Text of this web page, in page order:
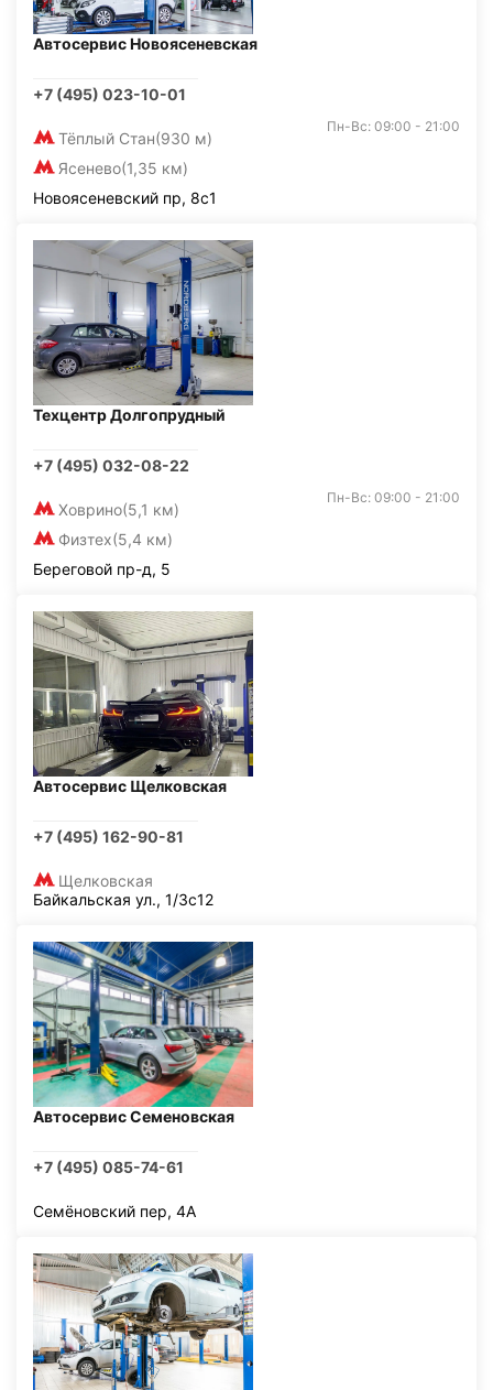
Автосервис Новоясеневская
+7 (495) 023-10-01
Тёплый Стан(930 м)
Ясенево(1,35 км)
Пн-Вс: 09:00 - 21:00
Новоясеневский пр, 8с1
Техцентр Долгопрудный
+7 (495) 032-08-22
Ховрино(5,1 км)
Физтех(5,4 км)
Пн-Вс: 09:00 - 21:00
Береговой пр-д, 5
Автосервис Щелковская
+7 (495) 162-90-81
Щелковская
Байкальская ул., 1/3с12
Автосервис Семеновская
+7 (495) 085-74-61
Семёновский пер, 4А